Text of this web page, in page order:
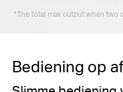
*The total max output when two
Bediening op